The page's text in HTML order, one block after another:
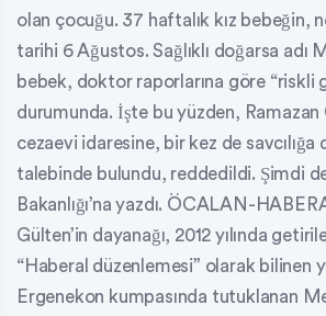
olan çocuğu. 37 haftalık kız bebeğin,
tarihi 6 Ağustos. Sağlıklı doğarsa adı
bebek, doktor raporlarına göre “riskli
durumunda. İşte bu yüzden, Ramazan
cezaevi idaresine, bir kez de savcılığa
talebinde bulundu, reddedildi. Şimdi
Bakanlığı’na yazdı. ÖCALAN-
Gülten’in dayanağı, 2012 yılında
“Haberal düzenlemesi” olarak bilinen
Ergenekon kumpasında tutuklanan